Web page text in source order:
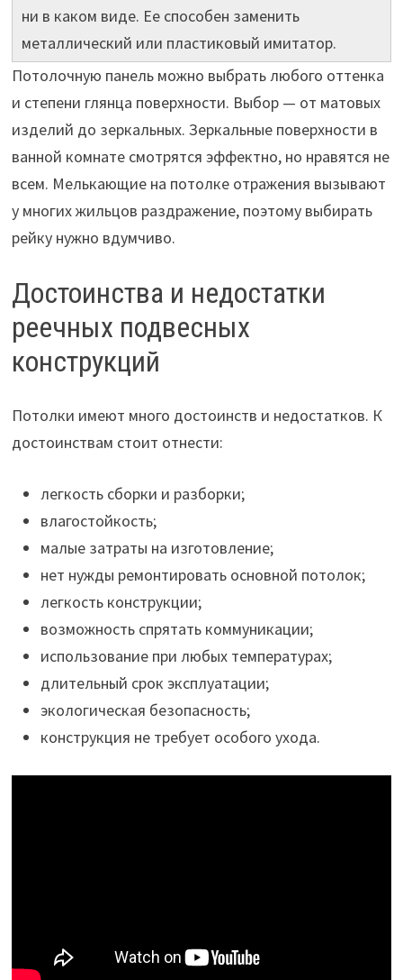
ни в каком виде. Ее способен заменить
металлический или пластиковый имитатор.
Потолочную панель можно выбрать любого оттенка
и степени глянца поверхности. Выбор — от матовых
изделий до зеркальных. Зеркальные поверхности в
ванной комнате смотрятся эффектно, но нравятся не
всем. Мелькающие на потолке отражения вызывают
у многих жильцов раздражение, поэтому выбирать
рейку нужно вдумчиво.
Достоинства и недостатки
реечных подвесных
конструкций
Потолки имеют много достоинств и недостатков. К
достоинствам стоит отнести:
легкость сборки и разборки;
влагостойкость;
малые затраты на изготовление;
нет нужды ремонтировать основной потолок;
легкость конструкции;
возможность спрятать коммуникации;
использование при любых температурах;
длительный срок эксплуатации;
экологическая безопасность;
конструкция не требует особого ухода.